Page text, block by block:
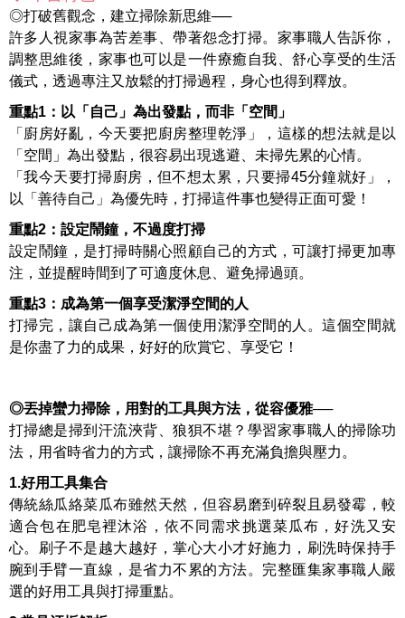
◎打破舊觀念，建立掃除新思維──
許多人視家事為苦差事、帶著怨念打掃。家事職人告訴你，
調整思維後，家事也可以是一件療癒自我、舒心享受的生活
儀式，透過專注又放鬆的打掃過程，身心也得到釋放。
重點1：以「自己」為出發點，而非「空間」
「廚房好亂，今天要把廚房整理乾淨」，這樣的想法就是以
「空間」為出發點，很容易出現逃避、未掃先累的心情。
「我今天要打掃廚房，但不想太累，只要掃45分鐘就好」，
以「善待自己」為優先時，打掃這件事也變得正面可愛！
重點2：設定鬧鐘，不過度打掃
設定鬧鐘，是打掃時關心照顧自己的方式，可讓打掃更加專
注，並提醒時間到了可適度休息、避免掃過頭。
重點3：成為第一個享受潔淨空間的人
打掃完，讓自己成為第一個使用潔淨空間的人。這個空間就
是你盡了力的成果，好好的欣賞它、享受它！
◎丟掉蠻力掃除，用對的工具與方法，從容優雅──
打掃總是掃到汗流浹背、狼狽不堪？學習家事職人的掃除功
法，用省時省力的方式，讓掃除不再充滿負擔與壓力。
1.好用工具集合
傳統絲瓜絡菜瓜布雖然天然，但容易磨到碎裂且易發霉，較
適合包在肥皂裡沐浴，依不同需求挑選菜瓜布，好洗又安
心。刷子不是越大越好，掌心大小才好施力，刷洗時保持手
腕到手臂一直線，是省力不累的方法。完整匯集家事職人嚴
選的好用工具與打掃重點。